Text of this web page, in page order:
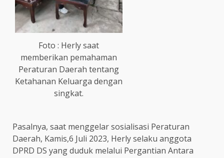
Foto : Herly saat
memberikan pemahaman
Peraturan Daerah tentang
Ketahanan Keluarga dengan
singkat.
Pasalnya, saat menggelar sosialisasi Peraturan
Daerah, Kamis,6 Juli 2023, Herly selaku anggota
DPRD DS yang duduk melalui Pergantian Antara